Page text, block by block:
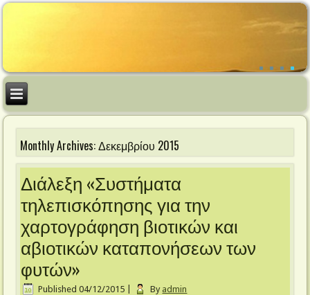
Monthly Archives:Δεκεμβρίου 2015
Διάλεξη «Συστήματα
τηλεπισκόπησης για την
χαρτογράφηση βιοτικών και
αβιοτικών καταπονήσεων των
φυτών»
Published 04/12/2015 By admin